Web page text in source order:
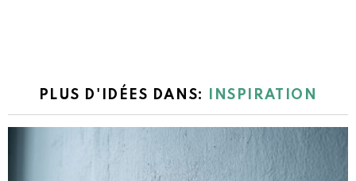
PLUS D'IDÉES DANS: INSPIRATION